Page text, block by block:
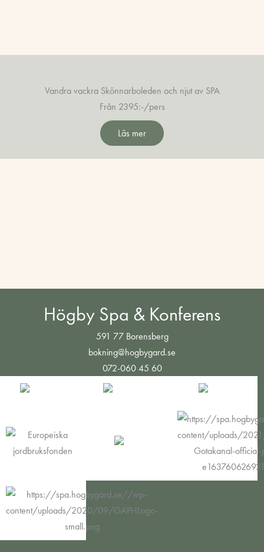
Vandra vackra Skönnarboleden och njut av SPA
Från 2395:-/pers
Läs mer
Högby Spa & Konferens
591 77 Borensberg
bokning@hogbygard.se
072-060 45 60